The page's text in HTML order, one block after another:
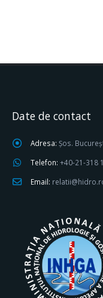
Date de contact
Adresa: Șos.
Telefon: +40-21-318
Email: